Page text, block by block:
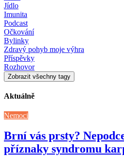
Jídlo
Imunita
Podcast
Očkování
Bylinky
Zdravý pohyb moje výhra
Příspěvky
Rozhovor
Zobrazit všechny tagy
Aktuálně
Nemoci
Brní vás prsty?
příznaky syndromu